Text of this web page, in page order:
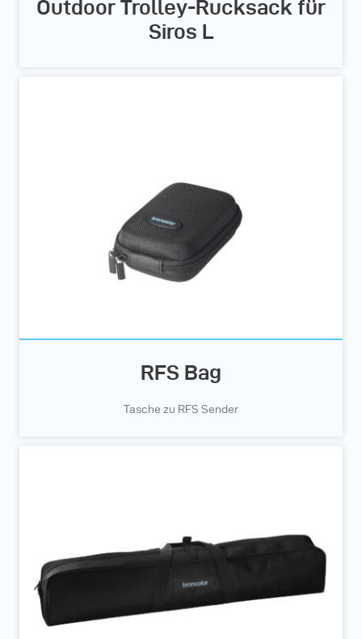
Outdoor Trolley-Rucksack für
Siros L
RFS Bag
Tasche zu RFS Sender